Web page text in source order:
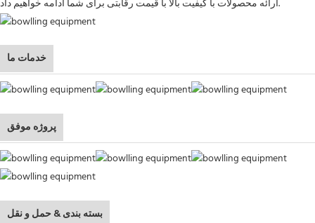
ارائه محصولات با کیفیت بالا با قیمت رقابتی برای شما ادامه خواهیم داد.
خدمات ما
پروژه موفق
بسته بندی & حمل و نقل